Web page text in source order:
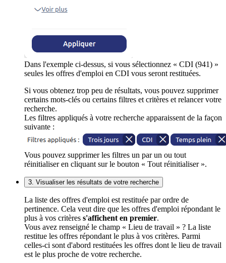
Dans l'exemple ci-dessus, si vous sélectionnez « CDI (941) »
seules les offres d'emploi en CDI vous seront restituées.
Si vous obtenez trop peu de résultats, vous pouvez supprimer
certains mots-clés ou certains filtres et critères et relancer votre
recherche.
Les filtres appliqués à votre recherche apparaissent de la façon
suivante :
Vous pouvez supprimer les filtres un par un ou tout
réinitialiser en cliquant sur le bouton « Tout réinitialiser ».
3. Visualiser les résultats de votre recherche
La liste des offres d'emploi est restituée par ordre de
pertinence. Cela veut dire que les offres d'emploi répondant le
plus à vos critères s'affichent en premier.
Vous avez renseigné le champ « Lieu de travail » ? La liste
restitue les offres répondant le plus à vos critères. Parmi
celles-ci sont d'abord restituées les offres dont le lieu de travail
est le plus proche de votre recherche.